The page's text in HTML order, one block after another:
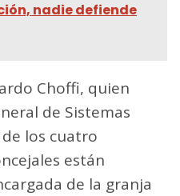
nadie defiende
Choffi, quien
de Sistemas
los cuatro
están
de la granja